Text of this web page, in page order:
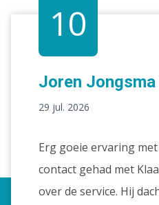
10
Joren Jongsma
29 jul. 2026
Erg goeie ervaring
contact gehad met
over de service. Hij